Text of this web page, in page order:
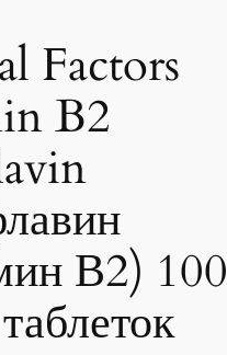
Factors
B2
В2) 100